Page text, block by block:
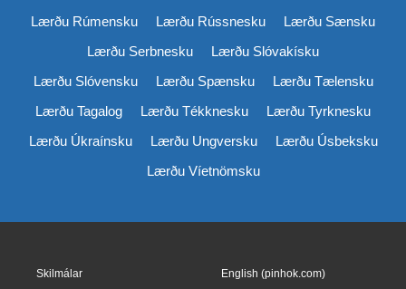
Lærðu Rúmensku
Lærðu Rússnesku
Lærðu Sænsku
Lærðu Serbnesku
Lærðu Slóvakísku
Lærðu Slóvensku
Lærðu Spænsku
Lærðu Tælensku
Lærðu Tagalog
Lærðu Tékknesku
Lærðu Tyrknesku
Lærðu Úkraínsku
Lærðu Ungversku
Lærðu Úsbeksku
Lærðu Víetnömsku
Skilmálar English (pinhok.com)